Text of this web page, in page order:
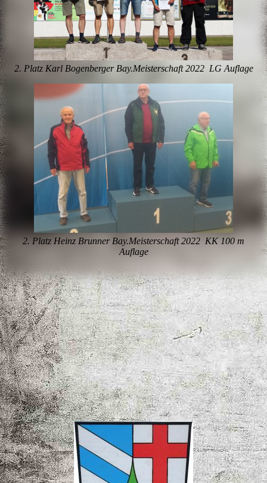
2. Platz Karl Bogenberger Bay.Meisterschaft 2022 LG Auflage
2. Platz Heinz Brunner Bay.Meisterschaft 2022 KK 100 m
Auflage